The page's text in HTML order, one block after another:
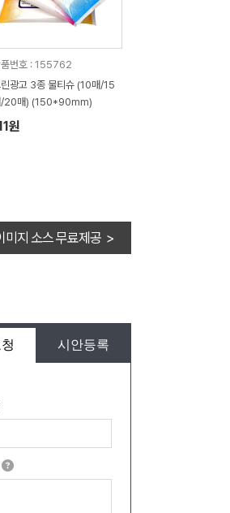
품번호 : 155762
광고 3종 물티슈 (10매/15
/20매) (150*90mm)
원
미지 소스 무료제공 >
시안등록